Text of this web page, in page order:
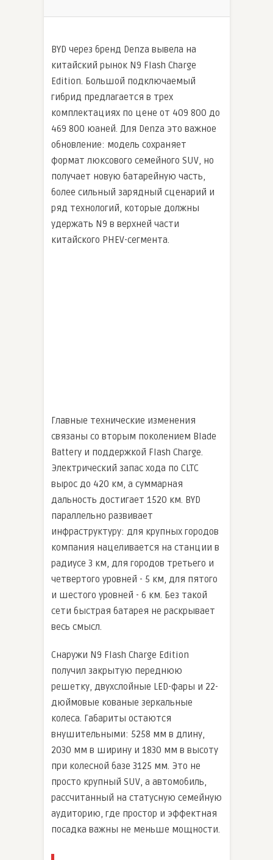
BYD через бренд Denza вывела на
китайский рынок N9 Flash Charge
Edition. Большой подключаемый
гибрид предлагается в трех
комплектациях по цене от 409 800 до
469 800 юаней. Для Denza это важное
обновление: модель сохраняет
формат люксового семейного SUV, но
получает новую батарейную часть,
более сильный зарядный сценарий и
ряд технологий, которые должны
удержать N9 в верхней части
китайского PHEV-сегмента.
Главные технические изменения
связаны со вторым поколением Blade
Battery и поддержкой Flash Charge.
Электрический запас хода по CLTC
вырос до 420 км, а суммарная
дальность достигает 1520 км. BYD
параллельно развивает
инфраструктуру: для крупных городов
компания нацеливается на станции в
радиусе 3 км, для городов третьего и
четвертого уровней - 5 км, для пятого
и шестого уровней - 6 км. Без такой
сети быстрая батарея не раскрывает
весь смысл.
Снаружи N9 Flash Charge Edition
получил закрытую переднюю
решетку, двухслойные LED-фары и 22-
дюймовые кованые зеркальные
колеса. Габариты остаются
внушительными: 5258 мм в длину,
2030 мм в ширину и 1830 мм в высоту
при колесной базе 3125 мм. Это не
просто крупный SUV, а автомобиль,
рассчитанный на статусную семейную
аудиторию, где простор и эффектная
посадка важны не меньше мощности.